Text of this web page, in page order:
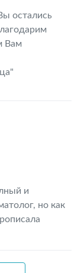
остались
Вам
и
но как